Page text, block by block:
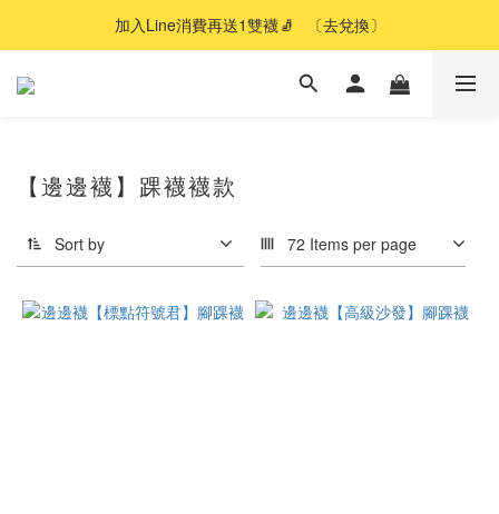
加入Line消費再送1雙襪🧦   〔去兌換〕
【邊邊襪】踝襪襪款
Sort by 72 Items per page